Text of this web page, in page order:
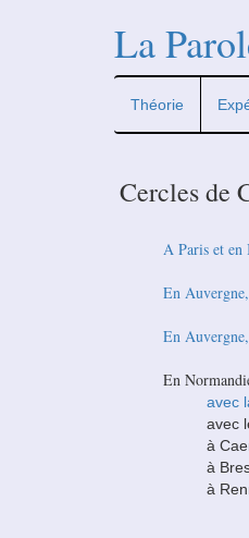
La
Théorie
Cercles de
A Paris et en
En
En
En
avec
avec
à
à
à